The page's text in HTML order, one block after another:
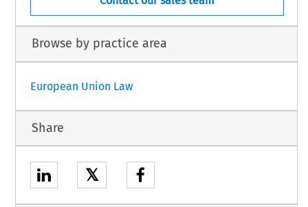
Browse by practice area
European Union Law
Share
𝕏